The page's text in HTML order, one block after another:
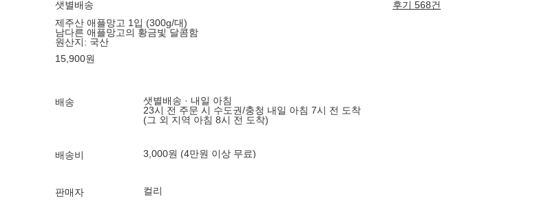
샛별배송
후기 568건
제주산 애플망고 1입 (300g/대)
남다른 애플망고의 황금빛 달콤함
원산지: 국산
15,900원
배송
샛별배송 · 내일 아침
23시 전 주문 시 수도권/충청 내일 아침 7시 전 도착
(그 외 지역 아침 8시 전 도착)
배송비 3,000원 (4만원 이상 무료)
판매자 컬리